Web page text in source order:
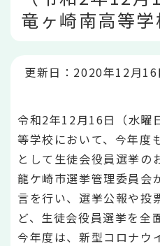
竜ヶ崎南高等学
更新日：2020年12月16
令和2年12月16日（水曜
等学校において、今年度
として生徒会役員選挙の
龍ケ崎市選挙管理委員会
言を行い、選挙公報や投
ど、生徒会役員選挙を全
今年度は、新型コロナウ